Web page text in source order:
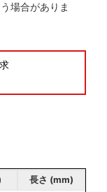
場合がありま
長さ (mm)